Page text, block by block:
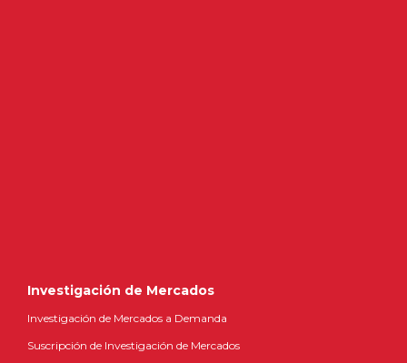
Investigación de Mercados
Investigación de Mercados a Demanda
Suscripción de Investigación de Mercados